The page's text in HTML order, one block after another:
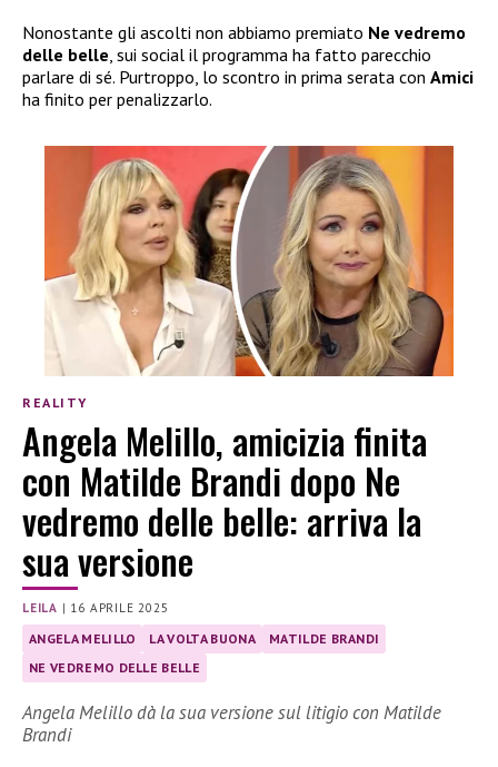
Nonostante gli ascolti non abbiamo premiato Ne vedremo
delle belle , sui social il programma ha fatto parecchio
parlare di sé. Purtroppo, lo scontro in prima serata con Amici
ha finito per penalizzarlo.
REALITY
Angela Melillo, amicizia finita
con Matilde Brandi dopo Ne
vedremo delle belle: arriva la
sua versione
LEILA | 16 APRILE 2025
ANGELA MELILLO LA VOLTA BUONA
MATILDE BRANDI
NE VEDREMO DELLE BELLE
Angela Melillo dà la sua versione sul litigio con Matilde
Brandi